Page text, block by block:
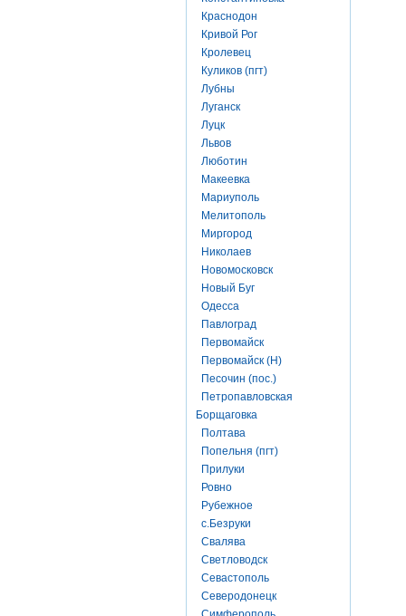
Краснодон
Кривой Рог
Кролевец
Куликов (пгт)
Лубны
Луганск
Луцк
Львов
Люботин
Макеевка
Мариуполь
Мелитополь
Миргород
Николаев
Новомосковск
Новый Буг
Одесса
Павлоград
Первомайск
Первомайск (Н)
Песочин (пос.)
Петропавловская
Борщаговка
Полтава
Попельня (пгт)
Прилуки
Ровно
Рубежное
с.Безруки
Свалява
Светловодск
Севастополь
Северодонецк